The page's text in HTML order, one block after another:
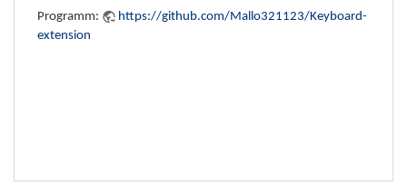
Programm:
https://github.com/Mallo321123/Keyboard-
extension